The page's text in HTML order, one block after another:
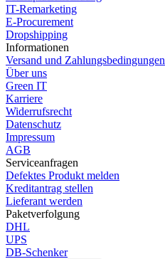
IT-Remarketing
E-Procurement
Dropshipping
Informationen
Versand und Zahlungsbedingungen
Über uns
Green IT
Karriere
Widerrufsrecht
Datenschutz
Impressum
AGB
Serviceanfragen
Defektes Produkt melden
Kreditantrag stellen
Lieferant werden
Paketverfolgung
DHL
UPS
DB-Schenker